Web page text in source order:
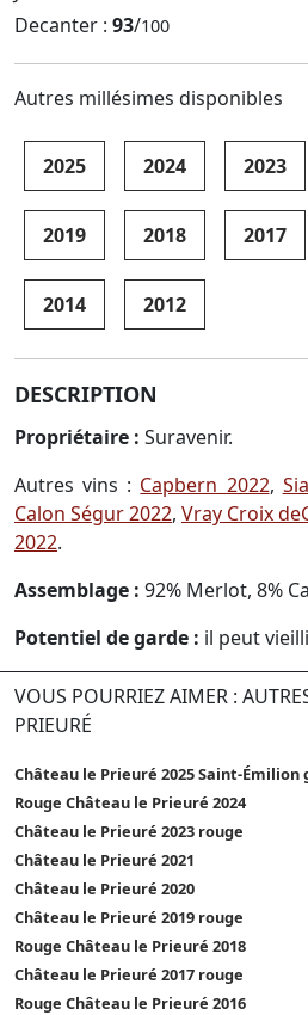
Decanter : 93/100
Autres millésimes disponibles
2025 2024 2023
2019 2018 2017
2014 2012
DESCRIPTION
Propriétaire : Suravenir.
Autres vins : Capbern 2022,
Calon Ségur 2022, Vray Croix
2022.
Assemblage : 92% Merlot, 8%
Potentiel de garde : il peut
VOUS POURRIEZ AIMER :
PRIEURÉ
Château le Prieuré 2025 Saint-Émilion
Rouge Château le Prieuré 2024
Château le Prieuré 2023 rouge
Château le Prieuré 2021
Château le Prieuré 2020
Château le Prieuré 2019 rouge
Rouge Château le Prieuré 2018
Château le Prieuré 2017 rouge
Rouge Château le Prieuré 2016